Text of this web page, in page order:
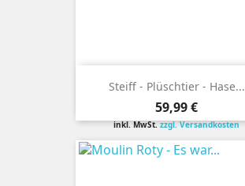
Steiff - Plüschtier - Hase...
Preis
59,99 €
inkl. MwSt.zzgl. Versandkosten